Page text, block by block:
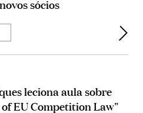
sócios
leciona aula sobre
EU Competition Law"